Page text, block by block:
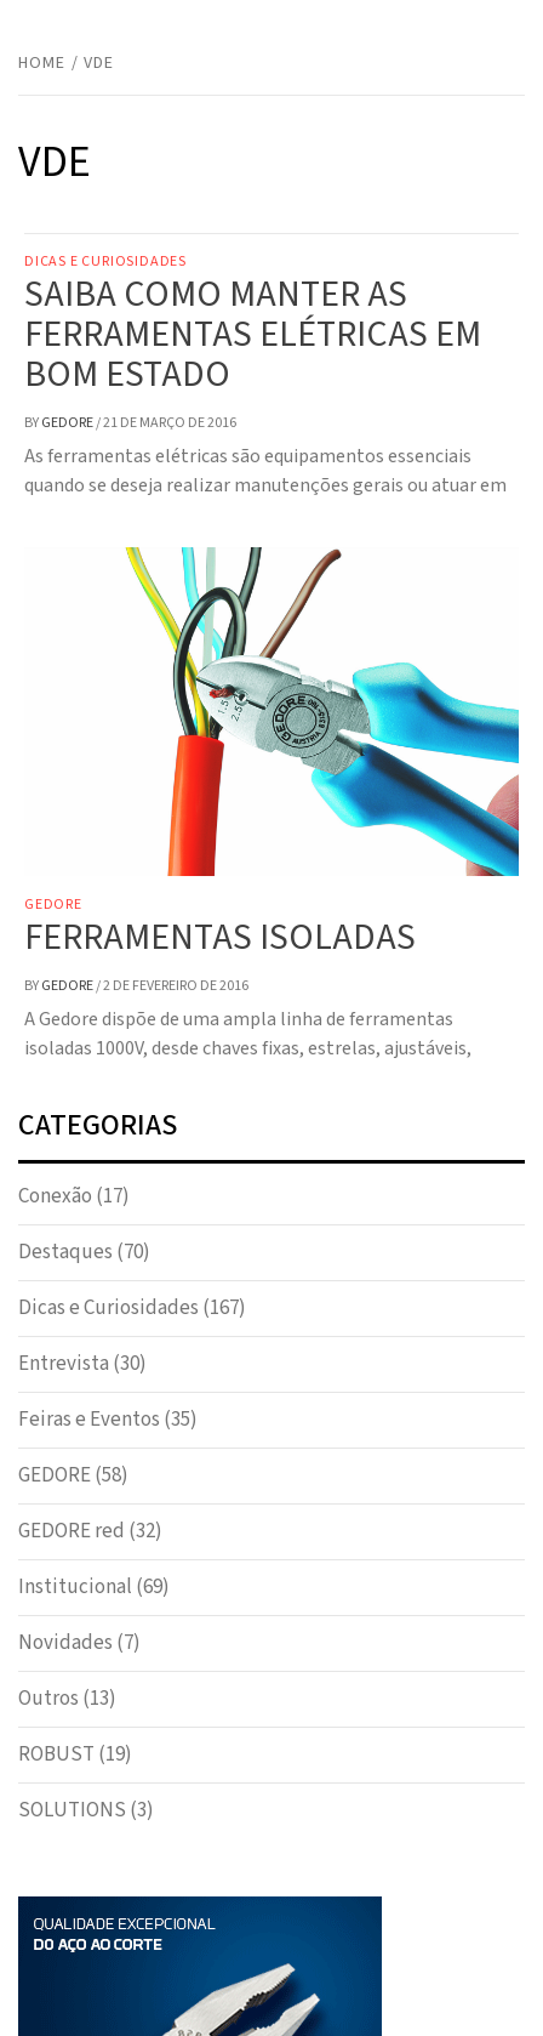
HOME VDE
VDE
DICAS E CURIOSIDADES
SAIBA COMO MANTER AS
FERRAMENTAS ELÉTRICAS EM
BOM ESTADO
BYGEDORE/21 DE MARÇO DE 2016
As ferramentas elétricas são equipamentos essenciais
quando se deseja realizar manutenções gerais ou atuar em
GEDORE
FERRAMENTAS ISOLADAS
BYGEDORE/2 DE FEVEREIRO DE 2016
A Gedore dispõe de uma ampla linha de ferramentas
isoladas 1000V, desde chaves fixas, estrelas, ajustáveis,
CATEGORIAS
Conexão (17)
Destaques (70)
Dicas e Curiosidades (167)
Entrevista (30)
Feiras e Eventos (35)
GEDORE(58)
GEDORE red (32)
Institucional (69)
Novidades (7)
Outros (13)
ROBUST (19)
SOLUTIONS (3)